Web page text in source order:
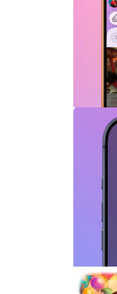
复实时
添加文